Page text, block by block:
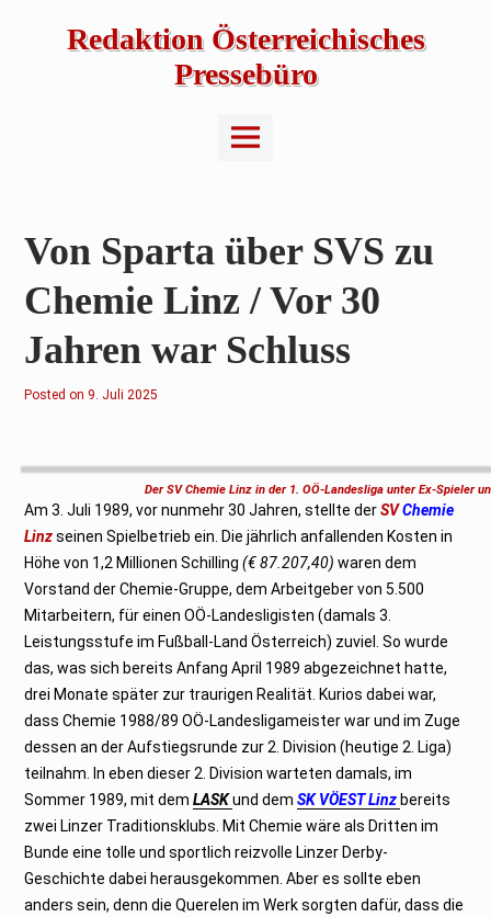
Redaktion Österreichisches
Pressebüro
Main
Menu
Von Sparta über SVS zu
Chemie Linz / Vor 30
Jahren war Schluss
Posted on 9
i
2
9. Juli 2025
Der SV Chemie Linz in der 1. OÖ-Landesliga unter Ex-Spieler
Am 3. Juli 1989, vor nunmehr 30 Jahren, stellte derSVChemie
Linz seinen Spielbetrieb ein. Die jährlich anfallenden Kosten in
Höhe von 1,2 Millionen Schilling(€ 87.207,40) waren dem
Vorstand der Chemie-Gruppe, dem Arbeitgeber von 5.500
Mitarbeitern, für einen OÖ-Landesligisten (damals 3.
Leistungsstufe im Fußball-Land Österreich) zuviel. So wurde
das, was sich bereits Anfang April 1989 abgezeichnet hatte,
drei Monate später zur traurigen Realität. Kurios dabei war,
dass Chemie 1988/89 OÖ-Landesligameister war und im Zuge
dessen an der Aufstiegsrunde zur 2. Division (heutige 2. Liga)
teilnahm. In eben dieser 2. Division warteten damals, im
Sommer 1989, mit demLASKund demSK VÖEST Linz bereits
zwei Linzer Traditionsklubs. Mit Chemie wäre als Dritten im
Bunde eine tolle und sportlich reizvolle Linzer Derby-
Geschichte dabei herausgekommen. Aber es sollte eben
anders sein, denn die Querelen im Werk sorgten dafür, dass die